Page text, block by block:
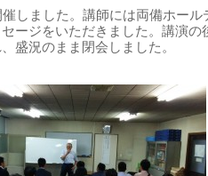
しました。講師には両備ホール
ージをいただきました。講演の
盛況のまま閉会しました。